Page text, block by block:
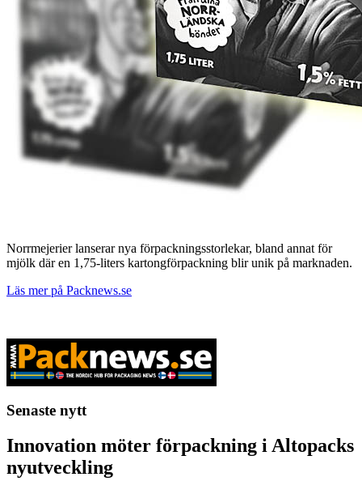
Norrmejerier lanserar nya förpackningsstorlekar, bland annat för
mjölk där en 1,75-liters kartongförpackning blir unik på marknaden.
Läs mer på Packnews.se
Senaste nytt
Innovation möter förpackning i Altopacks
nyutveckling